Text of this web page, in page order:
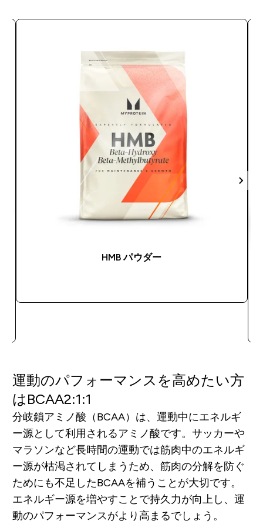
HMB パウダー
運動のパフォーマンスを高めたい方
はBCAA2:1:1
分岐鎖アミノ酸（BCAA）は、運動中にエネルギ
ー源として利用されるアミノ酸です。サッカーや
マラソンなど長時間の運動では筋肉中のエネルギ
ー源が枯渇されてしまうため、筋肉の分解を防ぐ
ためにも不足したBCAAを補うことが大切です。
エネルギー源を増やすことで持久力が向上し、運
動のパフォーマンスがより高まるでしょう。